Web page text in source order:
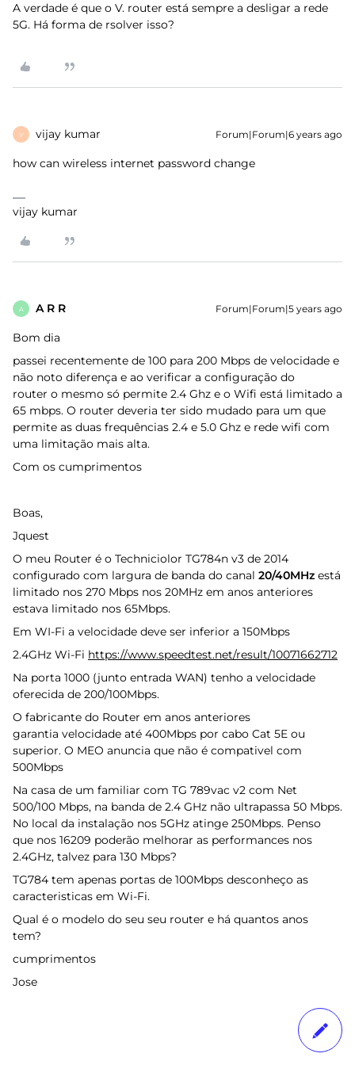
A verdade é que o V. router está sempre a desligar a rede
5G. Há forma de rsolver isso?
V vijay kumar Forum|Forum|6 years ago
how can wireless internet password change
vijay kumar
A A R R Forum|Forum|5 years ago
Bom dia
passei recentemente de 100 para 200 Mbps de velocidade e
não noto diferença e ao verificar a configuração do
router o mesmo só permite 2.4 Ghz e o Wifi está limitado a
65 mbps. O router deveria ter sido mudado para um que
permite as duas frequências 2.4 e 5.0 Ghz e rede wifi com
uma limitação mais alta.
Com os cumprimentos
Boas,
Jquest
O meu Router é o Techniciolor TG784n v3 de 2014
configurado com largura de banda do canal 20/40MHz está
limitado nos 270 Mbps nos 20MHz em anos anteriores
estava limitado nos 65Mbps.
Em WI-Fi a velocidade deve ser inferior a 150Mbps
2.4GHz Wi-Fi https://www.speedtest.net/result/10071662712
Na porta 1000 (junto entrada WAN) tenho a velocidade
oferecida de 200/100Mbps.
O fabricante do Router em anos anteriores
garantia velocidade até 400Mbps por cabo Cat 5E ou
superior. O MEO anuncia que não é compativel com
500Mbps
Na casa de um familiar com TG 789vac v2 com Net
500/100 Mbps, na banda de 2.4 GHz não ultrapassa 50 Mbps.
No local da instalação nos 5GHz atinge 250Mbps. Penso
que nos 16209 poderão melhorar as performances nos
2.4GHz, talvez para 130 Mbps?
TG784 tem apenas portas de 100Mbps desconheço as
caracteristicas em Wi-Fi.
Qual é o modelo do seu seu router e há quantos anos
tem?
cumprimentos
Jose